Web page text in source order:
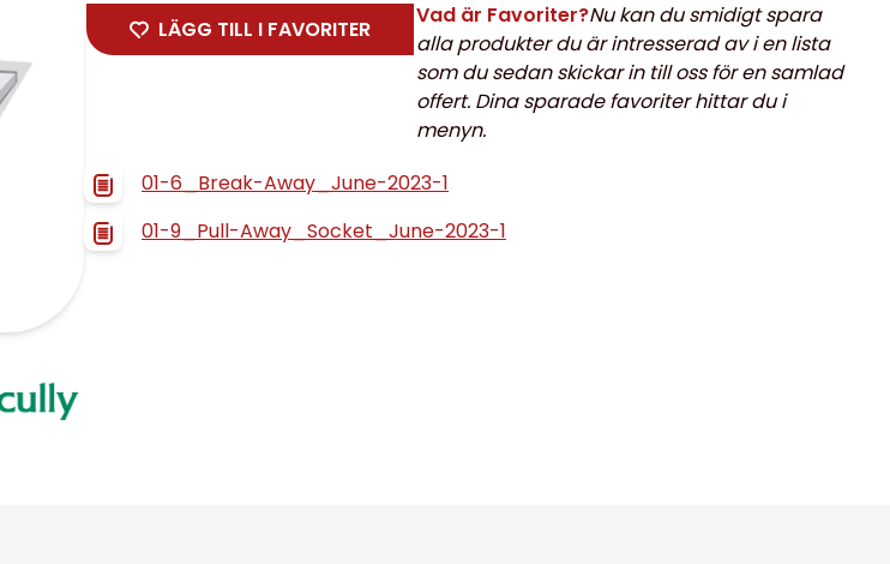
LÄGG TILL I FAVORITER
Vad är Favoriter?Nu kan du smidigt spara
alla produkter du är intresserad av i en lista
som du sedan skickar in till oss för en samlad
offert. Dina sparade favoriter hittar du i
menyn.
01-6_Break-Away_June-2023-1
01-9_Pull-Away_Socket_June-2023-1